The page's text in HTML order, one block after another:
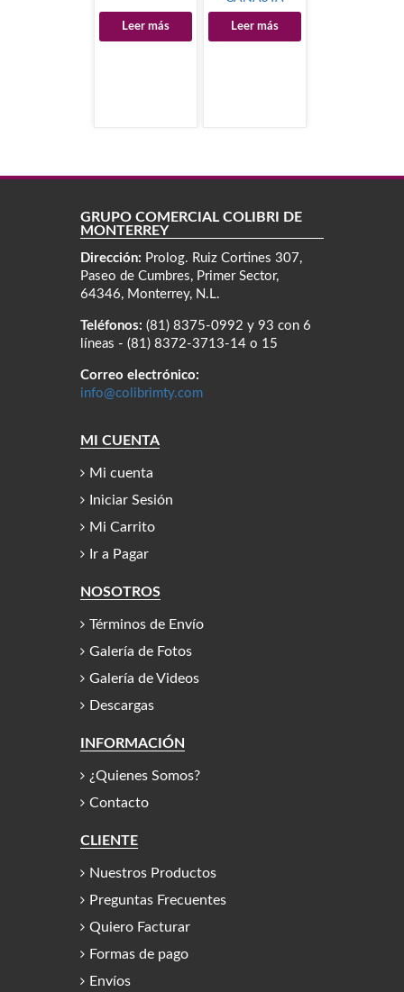
Leer más
MOD.13053
Leer más
GRUPO COMERCIAL COLIBRÍ DE
MONTERREY
Dirección: Prolog. Ruiz Cortines 307,
Paseo de Cumbres, Primer Sector,
64346, Monterrey, N.L.
Teléfonos: (81) 8375-0992 y 93 con 6
líneas - (81) 8372-3713-14 o 15
Correo electrónico:
info@colibrimty.com
MI CUENTA
Mi cuenta
Iniciar Sesión
Mi Carrito
Ir a Pagar
NOSOTROS
Términos de Envío
Galería de Fotos
Galería de Videos
Descargas
INFORMACIÓN
¿Quienes Somos?
Contacto
CLIENTE
Nuestros Productos
Preguntas Frecuentes
Quiero Facturar
Formas de pago
Envíos